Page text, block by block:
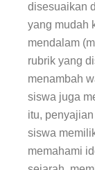
disesuaikan
yang mudah
mendalam
rubrik yang
menambah
siswa juga
itu,
siswa
memahami